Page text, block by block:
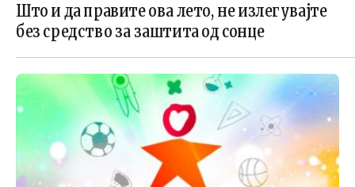
Што и да правите ова лето, не излегувајте
без средство за заштита од сонце